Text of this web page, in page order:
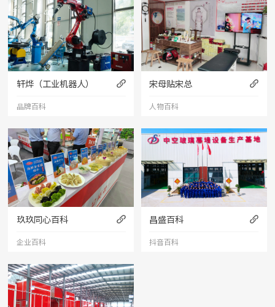
轩烨（工业机器人）
品牌百科
宋母贴宋总
人物百科
玖玖同心百科
企业百科
昌盛百科
抖音百科